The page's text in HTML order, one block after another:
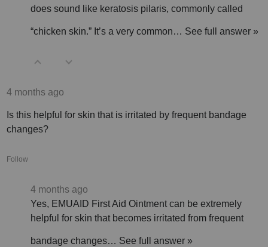
does sound like keratosis pilaris, commonly called
“chicken skin.” It’s a very common… See full answer »
4 months ago
Is this helpful for skin that is irritated by frequent bandage
changes?
Follow
4 months ago
Yes, EMUAID First Aid Ointment can be extremely
helpful for skin that becomes irritated from frequent
bandage changes… See full answer »